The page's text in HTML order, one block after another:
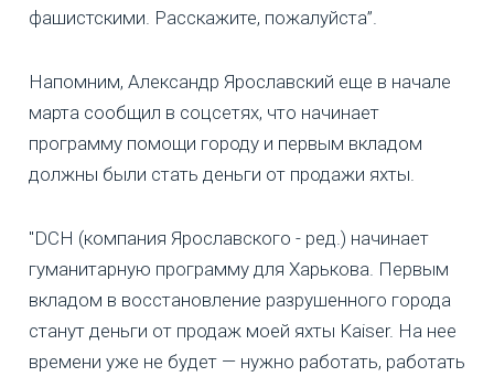
фашистскими. Расскажите, пожалуйста”.
Напомним, Александр Ярославский еще в начале
марта сообщил в соцсетях, что начинает
программу помощи городу и первым вкладом
должны были стать деньги от продажи яхты.
"DCH (компания Ярославского - ред.) начинает
гуманитарную программу для Харькова. Первым
вкладом в восстановление разрушенного города
станут деньги от продаж моей яхты Kaiser. На нее
времени уже не будет — нужно работать, работать